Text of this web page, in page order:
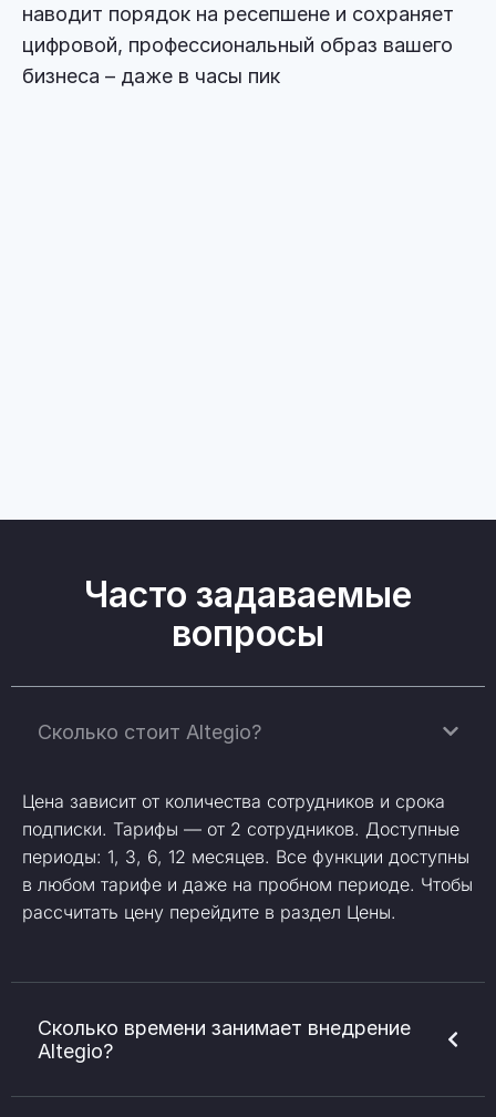
наводит порядок на ресепшене и сохраняет
цифровой, профессиональный образ вашего
бизнеса – даже в часы пик
Часто задаваемые
вопросы
Сколько стоит Altegio?
Цена зависит от количества сотрудников и срока
подписки. Тарифы — от 2 сотрудников. Доступные
периоды: 1, 3, 6, 12 месяцев. Все функции доступны
в любом тарифе и даже на пробном периоде. Чтобы
рассчитать цену перейдите в раздел Цены.
Сколько времени занимает внедрение
Altegio?